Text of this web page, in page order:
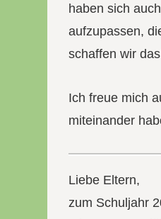
haben sich
aufzupassen,
schaffen wir
Ich freue mich
miteinander
Liebe Eltern,
zum Schuljahr